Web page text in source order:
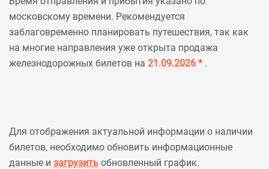
московскому времени. Рекомендуется
заблаговременно планировать путешествия, так как
на многие направления уже открыта продажа
железнодорожных билетов на 21.09.2026 * .
Для отображения актуальной информации о наличии
билетов, необходимо обновить информационные
данные и загрузить обновленный график.